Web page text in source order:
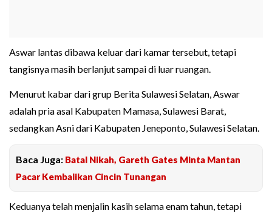
Aswar lantas dibawa keluar dari kamar tersebut, tetapi
tangisnya masih berlanjut sampai di luar ruangan.
Menurut kabar dari grup Berita Sulawesi Selatan, Aswar
adalah pria asal Kabupaten Mamasa, Sulawesi Barat,
sedangkan Asni dari Kabupaten Jeneponto, Sulawesi Selatan.
Baca Juga: Batal Nikah, Gareth Gates Minta Mantan
Pacar Kembalikan Cincin Tunangan
Keduanya telah menjalin kasih selama enam tahun, tetapi